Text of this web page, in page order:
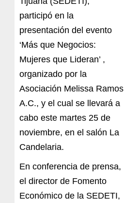
participó en la
presentación del evento
‘Más que Negocios:
Mujeres que Lideran’ ,
organizado por la
Asociación Melissa Ramos
A.C., y el cual se llevará a
cabo este martes 25 de
noviembre, en el salón La
Candelaria.
En conferencia de prensa,
el director de Fomento
Económico de la SEDETI,